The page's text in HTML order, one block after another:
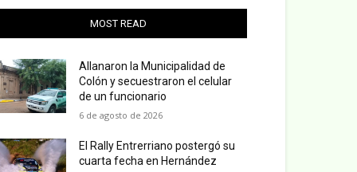
MOST READ
Allanaron la Municipalidad de
Colón y secuestraron el celular
de un funcionario
6 de agosto de 2026
El Rally Entrerriano postergó su
cuarta fecha en Hernández